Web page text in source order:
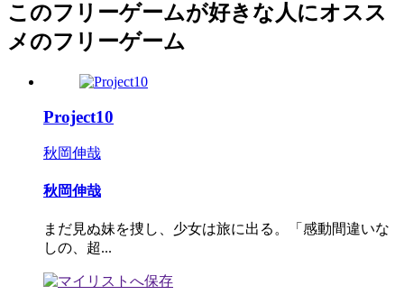
このフリーゲームが好きな人にオスス
メのフリーゲーム
Project10
秋岡伸哉
秋岡伸哉
まだ見ぬ妹を捜し、少女は旅に出る。「感動間違いな
しの、超...